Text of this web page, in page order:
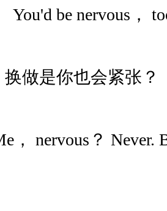
be nervous，
做是你也会紧张？
nervous？ Never.